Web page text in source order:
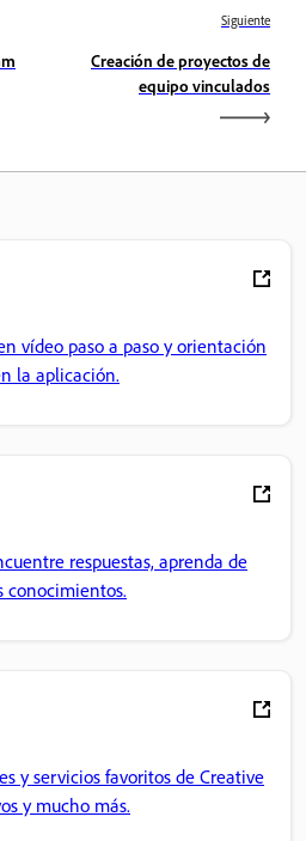
Siguiente
Creación de proyectos de
equipo vinculados
vídeo paso a paso y orientación
la aplicación.
respuestas, aprenda de
conocimientos.
y servicios favoritos de Creative
y mucho más.